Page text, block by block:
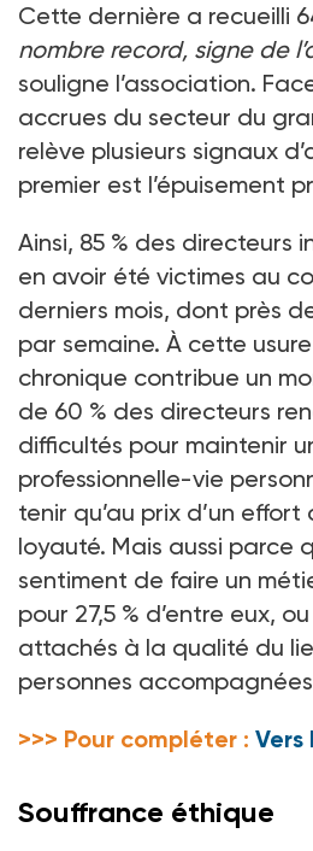
Cette dernière a recueilli
nombre record, signe de
souligne l’association.
accrues du secteur du
relève plusieurs signaux
premier est l’épuisement
Ainsi, 85 % des directeurs
en avoir été victimes au
derniers mois, dont près
par semaine. À cette usure
chronique contribue un
de 60 % des directeurs
difficultés pour maintenir
professionnelle-vie
tenir qu’au prix d’un
loyauté. Mais aussi parce
sentiment de faire un
pour 27,5 % d’entre eux,
attachés à la qualité du
personnes accompagnées
>>> Pour compléter : Vers
Souffrance éthique